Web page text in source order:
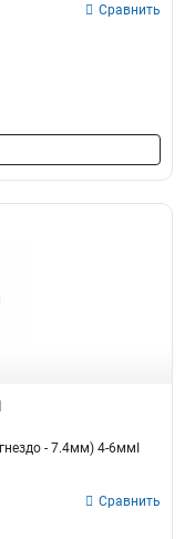
Сравнить
- 7.4мм) 4-6ммІ
Сравнить